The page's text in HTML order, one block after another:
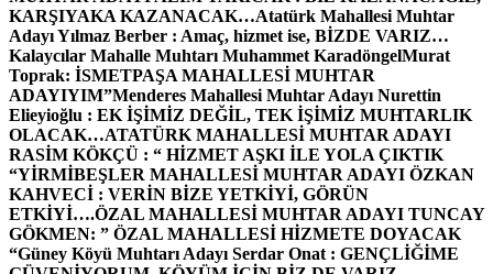
KARŞIYAKA KAZANACAK…Atatürk Mahallesi Muhtar
Adayı Yılmaz Berber : Amaç, hizmet ise, BİZDE VARIZ…
Kalaycılar Mahalle Muhtarı Muhammet KaradöngelMurat
Toprak: İSMETPAŞA MAHALLESİ MUHTAR
ADAYIYIM”Menderes Mahallesi Muhtar Adayı Nurettin
Elieyioğlu : EK İŞİMİZ DEĞİL, TEK İŞİMİZ MUHTARLIK
OLACAK…ATATÜRK MAHALLESİ MUHTAR ADAYI
RASİM KÖKÇÜ : “ HİZMET AŞKI İLE YOLA ÇIKTIK
“YİRMİBEŞLER MAHALLESİ MUHTAR ADAYI ÖZKAN
KAHVECİ : VERİN BİZE YETKİYİ, GÖRÜN
ETKİYİ….ÖZAL MAHALLESİ MUHTAR ADAYI TUNCAY
GÖKMEN: ” ÖZAL MAHALLESİ HİZMETE DOYACAK
“Güney Köyü Muhtarı Adayı Serdar Onat : GENÇLİĞİME